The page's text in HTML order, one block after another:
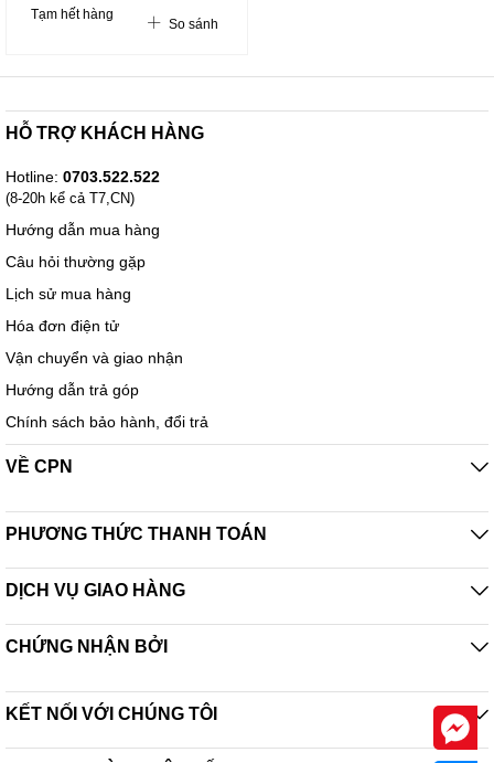
Tạm hết hàng
So sánh
HỖ TRỢ KHÁCH HÀNG
Hotline: 0703.522.522
(8-20h kể cả T7,CN)
Hướng dẫn mua hàng
Câu hỏi thường gặp
Lịch sử mua hàng
Hóa đơn điện tử
Vận chuyển và giao nhận
Hướng dẫn trả góp
Chính sách bảo hành, đổi trả
VỀ CPN
PHƯƠNG THỨC THANH TOÁN
DỊCH VỤ GIAO HÀNG
CHỨNG NHẬN BỞI
KẾT NỐI VỚI CHÚNG TÔI